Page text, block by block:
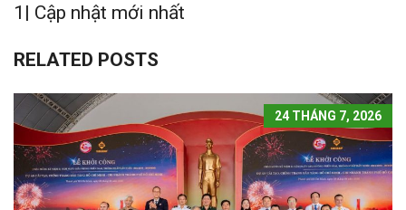
1| Cập nhật mới nhất
RELATED POSTS
24 THÁNG 7, 2026